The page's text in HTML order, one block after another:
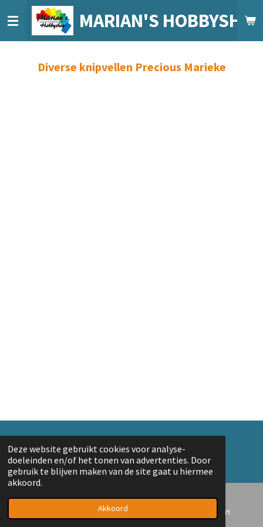
Deze website gebruikt cookies voor analyse-
doeleinden en/of het tonen van advertenties. Door
gebruik te blijven maken van de site gaat u hiermee
akkoord.
Akkoord
direct
naar
hoofdinhoud
MARIAN'S
Diverse knipvellen Precious Marieke
© 2018 A. v/d Top
Powered byJouwWeb
Telefoonnummer Kaart